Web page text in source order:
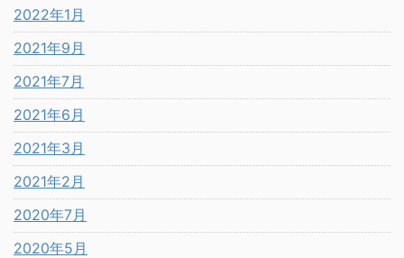
2022年1月
2021年9月
2021年7月
2021年6月
2021年3月
2021年2月
2020年7月
2020年5月